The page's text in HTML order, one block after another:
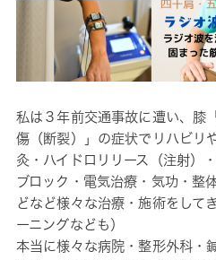
私は３年前交通事故に遭い、膝
傷（断裂）」の症状でリハビリ
灸・ハイドロリリース（注射）
ブロック・電気治療・気功・整
どなど様々な治療・施術をして
ーニングなども）
本当に様々な病院・整形外科・